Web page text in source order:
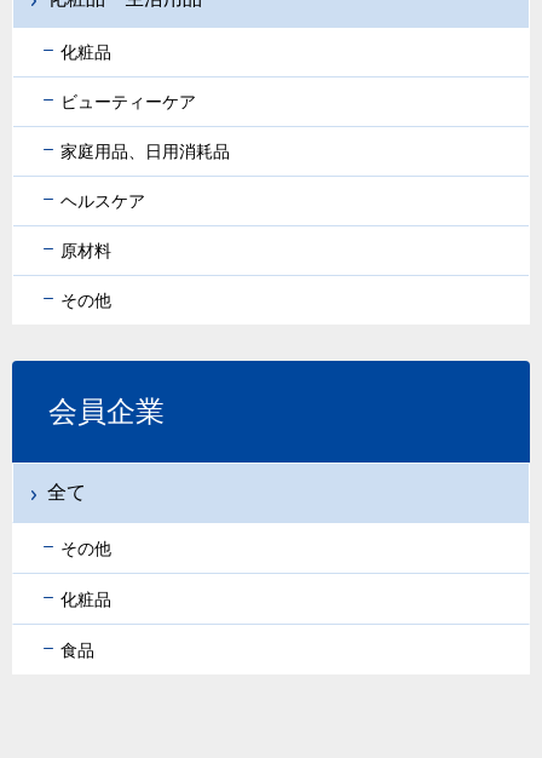
化粧品
ビューティーケア
家庭用品、日用消耗品
ヘルスケア
原材料
その他
会員企業
全て
その他
化粧品
食品